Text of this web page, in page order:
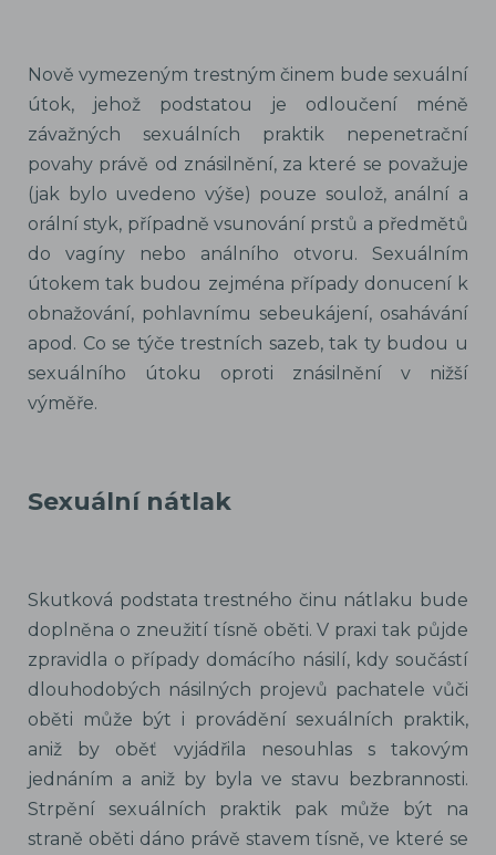
Nově vymezeným trestným činem bude sexuální
útok, jehož podstatou je odloučení méně
závažných sexuálních praktik nepenetrační
povahy právě od znásilnění, za které se považuje
(jak bylo uvedeno výše) pouze soulož, anální a
orální styk, případně vsunování prstů a předmětů
do vagíny nebo análního otvoru. Sexuálním
útokem tak budou zejména případy donucení k
obnažování, pohlavnímu sebeukájení, osahávání
apod. Co se týče trestních sazeb, tak ty budou u
sexuálního útoku oproti znásilnění v nižší
výměře.
Sexuální nátlak
Skutková podstata trestného činu nátlaku bude
doplněna o zneužití tísně oběti. V praxi tak půjde
zpravidla o případy domácího násilí, kdy součástí
dlouhodobých násilných projevů pachatele vůči
oběti může být i provádění sexuálních praktik,
aniž by oběť vyjádřila nesouhlas s takovým
jednáním a aniž by byla ve stavu bezbrannosti.
Strpění sexuálních praktik pak může být na
straně oběti dáno právě stavem tísně, ve které se